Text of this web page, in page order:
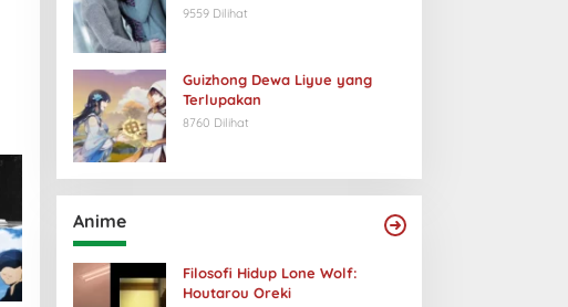
9559 Dilihat
Guizhong Dewa Liyue yang
Terlupakan
8760 Dilihat
Anime
Filosofi Hidup Lone Wolf:
Houtarou Oreki